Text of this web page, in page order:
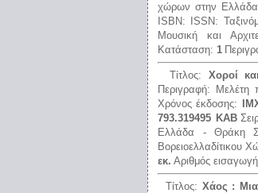
χώρων στην
ISBN:
ISSN:
Μουσική και
Κατάσταση: 1
Τίτλος: Χοροί
Περιγραφή:
Μελέτη
Χρόνος έκδοσης:
793.319495 ΚΑΒ
Ελλάδα - Θράκη
Βορειοελλαδίτικου
εκ. Αριθμός
Τίτλος: Χάος :